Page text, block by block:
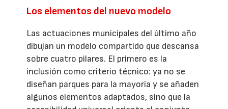
Los elementos del nuevo modelo
Las actuaciones municipales del último año
dibujan un modelo compartido que descansa
sobre cuatro pilares. El primero es la
inclusión como criterio técnico: ya no se
diseñan parques para la mayoría y se añaden
algunos elementos adaptados, sino que la